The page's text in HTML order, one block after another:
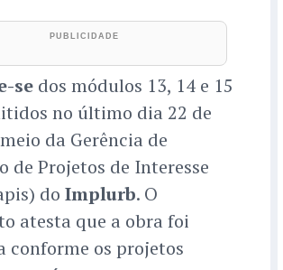
se dos módulos 13, 14 e 15
no último dia 22 de
da Gerência de
de Projetos de Interesse
do Implurb. O
atesta que a obra foi
conforme os projetos